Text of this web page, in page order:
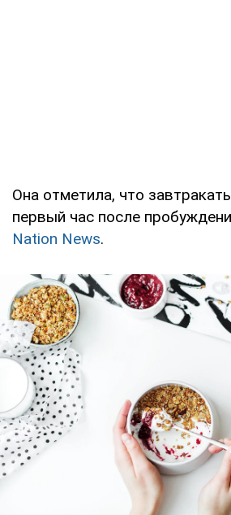
Она отметила, что
первый час после
Nation News.